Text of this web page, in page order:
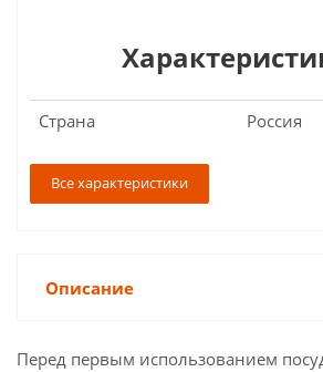
Страна Россия
Все характеристики
Описание
Перед первым использованием